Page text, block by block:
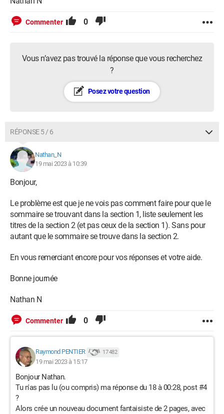
Commenter 0
Vous n’avez pas trouvé la réponse que vous recherchez
?
Posez votre question
RÉPONSE 5 / 6
Nathan_N
19 mai 2023 à 10:39
Bonjour,
Le problème est que je ne vois pas comment faire pour que le
sommaire se trouvant dans la section 1, liste seulement les
titres de la section 2 (et pas ceux de la section 1). Sans pour
autant que le sommaire se trouve dans la section 2.
En vous remerciant encore pour vos réponses et votre aide.
Bonne journée
Nathan N
Commenter 0
Raymond PENTIER 17 482
19 mai 2023 à 15:17
Bonjour Nathan.
Tu n'as pas lu (ou compris) ma réponse du 18 à 00:28, post #4
?
Alors crée un nouveau document fantaisiste de 2 pages, avec